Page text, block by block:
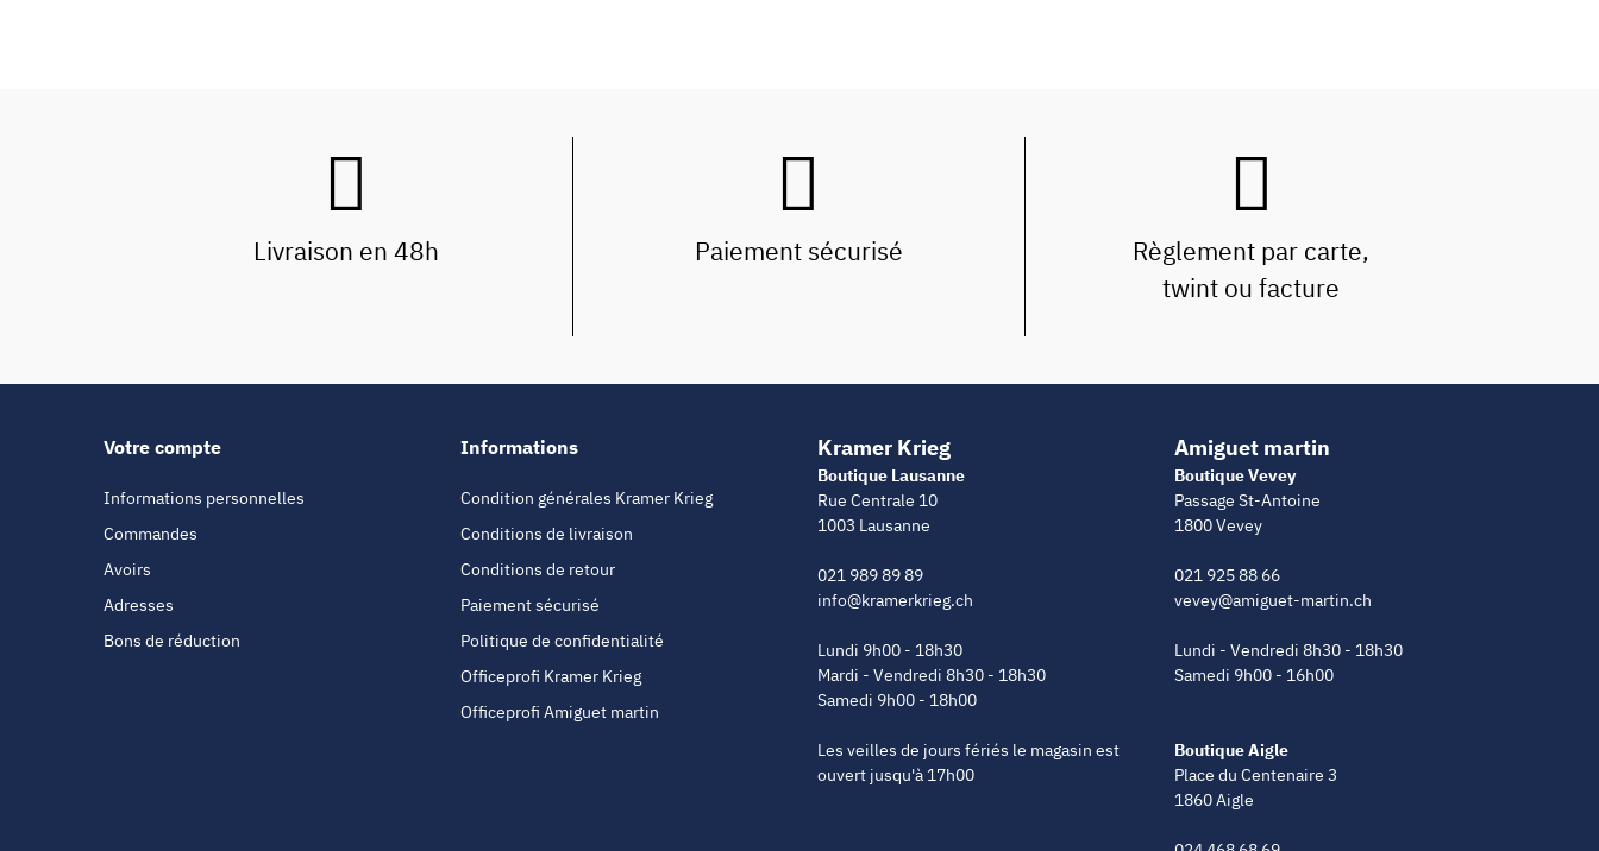
Livraison en 48h Paiement sécurisé
Règlement par carte,
twint ou facture
Votre compte
Informations personnelles
Commandes
Avoirs
Adresses
Bons de réduction
Informations
Condition générales Kramer Krieg
Conditions de livraison
Conditions de retour
Paiement sécurisé
Politique de confidentialité
Officeprofi Kramer Krieg
Officeprofi Amiguet martin
Kramer Krieg
Boutique Lausanne
Rue Centrale 10
1003 Lausanne
021 989 89 89
info@kramerkrieg.ch
Lundi 9h00 - 18h30
Mardi - Vendredi 8h30 - 18h30
Samedi 9h00 - 18h00
Les veilles de jours fériés le magasin est
ouvert jusqu'à 17h00
Amiguet martin
Boutique Vevey
Passage St-Antoine
1800 Vevey
021 925 88 66
vevey@amiguet-martin.ch
Lundi - Vendredi 8h30 - 18h30
Samedi 9h00 - 16h00
Boutique Aigle
Place du Centenaire 3
1860 Aigle